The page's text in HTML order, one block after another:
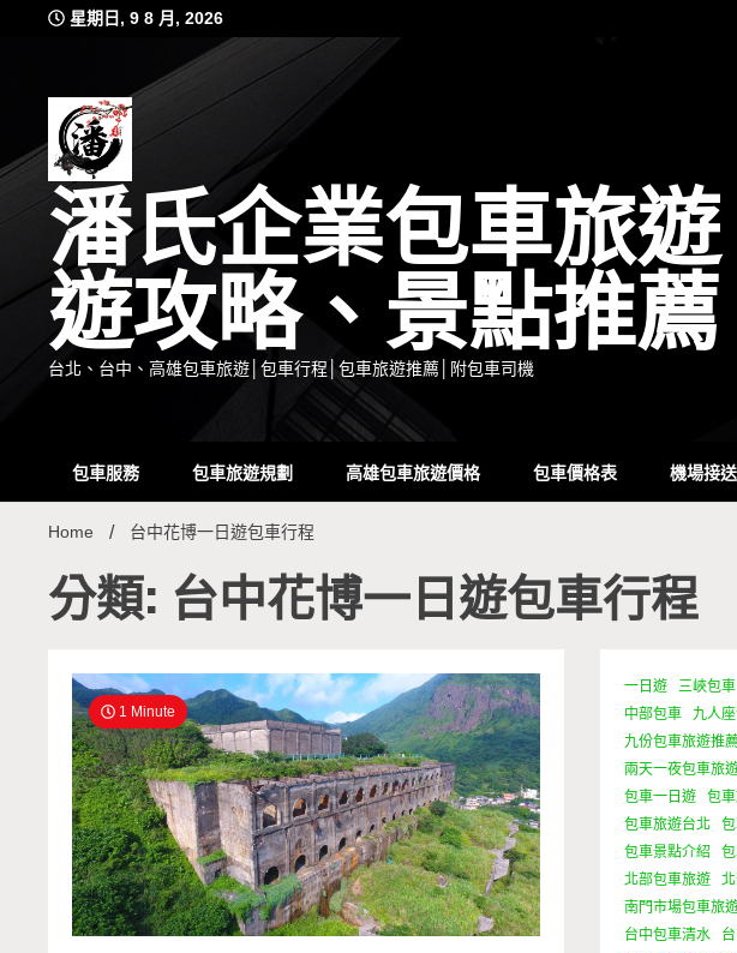
星期日, 9 8 月, 2026
潘氏企業包車旅
遊攻略、景點推薦
台北、台中、高雄包車旅遊│包車行程│包車旅遊推薦│附包車司機
包車服務 包車旅遊規劃 高雄包車旅遊價格 包車價格表 機場接
Home 台中花博一日遊包車行程
分類: 台中花博一日遊包車行程
1 Minute
一日遊 三峽包車
中部包車
九人
九份包車旅遊推薦
兩天一夜包車旅
包車一日遊
包
包車旅遊台北
包車景點介紹
北部包車旅遊
南門市場包車旅
台中包車清水